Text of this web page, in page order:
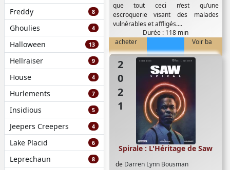
Freddy 8
Ghoulies 4
Halloween 13
Hellraiser 9
House 4
Hurlements 7
Insidious 5
Jeepers Creepers 4
Lake Placid 6
Leprechaun 8
que tout ceci n’est qu’une
escroquerie visant des malades
vulnérables et affligés....
Durée : 118 min
acheter
Voir ba
2021
de Darren Lynn Bousman
Spirale : L'Héritage de Saw